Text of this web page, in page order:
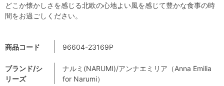
商品コード 96604-23169P
ブランド/シ
リーズ
ナルミ(NARUMI)/アンナエミリア（Anna Emilia
for Narumi）
どこか懐かしさを感じる北欧の心地よい風を感じて豊かな食事の時
間をお過ごしください。